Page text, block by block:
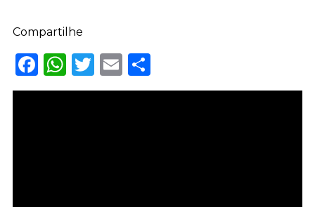
Compartilhe
Facebook
WhatsApp
Twitter
EmailShare